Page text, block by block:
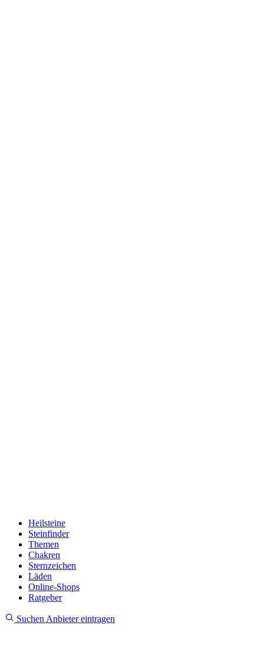
Heilsteine
Steinfinder
Themen
Chakren
Sternzeichen
Läden
Online-Shops
Ratgeber
Suchen Anbieter eintragen